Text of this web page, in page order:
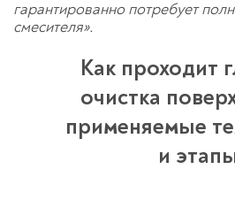
гарантированно потребует
смесителя».
Как проходит
очистка
применяемые
и